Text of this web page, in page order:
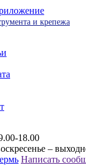
и крепежа
18.00
–
Написать